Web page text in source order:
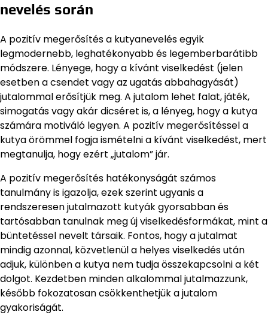
nevelés során
A pozitív megerősítés a kutyanevelés egyik
legmodernebb, leghatékonyabb és legemberbarátibb
módszere. Lényege, hogy a kívánt viselkedést (jelen
esetben a csendet vagy az ugatás abbahagyását)
jutalommal erősítjük meg. A jutalom lehet falat, játék,
simogatás vagy akár dicséret is, a lényeg, hogy a kutya
számára motiváló legyen. A pozitív megerősítéssel a
kutya örömmel fogja ismételni a kívánt viselkedést, mert
megtanulja, hogy ezért „jutalom” jár.
A pozitív megerősítés hatékonyságát számos
tanulmány is igazolja, ezek szerint ugyanis a
rendszeresen jutalmazott kutyák gyorsabban és
tartósabban tanulnak meg új viselkedésformákat, mint a
büntetéssel nevelt társaik. Fontos, hogy a jutalmat
mindig azonnal, közvetlenül a helyes viselkedés után
adjuk, különben a kutya nem tudja összekapcsolni a két
dolgot. Kezdetben minden alkalommal jutalmazzunk,
később fokozatosan csökkenthetjük a jutalom
gyakoriságát.